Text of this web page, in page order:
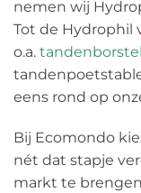
nemen wij
Tot de Hydrophil
o.a.
eens rond op
Bij Ecomondo
nét dat stapje
markt te